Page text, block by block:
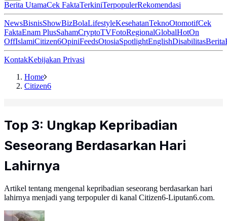
Berita UtamaCek FaktaTerkiniTerpopulerRekomendasi
NewsBisnisShowBizBolaLifestyleKesehatanTeknoOtomotifCek
FaktaEnam PlusSahamCryptoTVFotoRegionalGlobalHotOn
OffIslamiCitizen6OpiniFeedsOtosiaSpotlightEnglishDisabilitasBerita
KontakKebijakan Privasi
Home
Citizen6
Top 3: Ungkap Kepribadian
Seseorang Berdasarkan Hari
Lahirnya
Artikel tentang mengenal kepribadian seseorang berdasarkan hari
lahirnya menjadi yang terpopuler di kanal Citizen6-Liputan6.com.